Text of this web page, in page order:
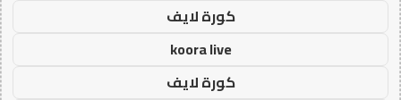
كورة لايف
koora live
كورة لايف